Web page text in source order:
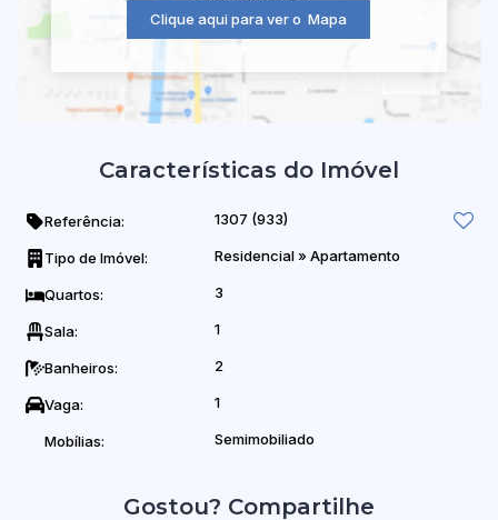
Clique aqui para ver o Mapa
Características do Imóvel
Referência: 1307 (933)
Tipo de Imóvel: Residencial» Apartamento
Quartos: 3
Sala: 1
Banheiros: 2
Vaga: 1
Mobílias: Semimobiliado
Gostou? Compartilhe